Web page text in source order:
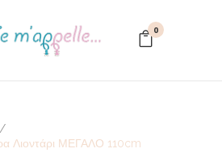
0
/
Λιοντάρι ΜΕΓΑΛΟ 110cm